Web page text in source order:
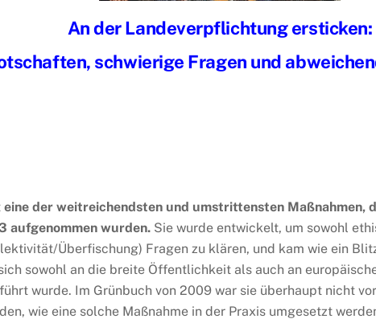
An der Landeverpflichtung ersticken:
schwierige Fragen und
eine der weitreichendsten und umstrittensten Maßnahmen,
aufgenommen wurden. Sie wurde entwickelt, um sowohl
Überfischung) Fragen zu klären, und kam wie ein
sowohl an die breite Öffentlichkeit als auch an
wurde. Im Grünbuch von 2009 war sie überhaupt nicht
wie eine solche Maßnahme in der Praxis umgesetzt